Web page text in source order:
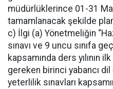
müdürlüklerince 01-31
tamamlanacak şekilde
c) İlgi (a) Yönetmeliğin
sınavı ve 9 uncu sınıfa
kapsamında ders yılının
gereken birinci yabancı
yeterlilik sınavları